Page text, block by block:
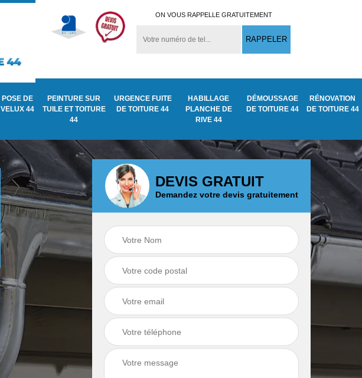
ON VOUS RAPPELLE GRATUITEMENT
POSE DE
VELUX 44
PEINTURE SUR
TUILE ET TOITURE
44
URGENCE FUITE
DE TOITURE 44
HABILLAGE
PLANCHE DE
RIVE 44
DÉMOUSSAGE
DE TOITURE 44
RÉNOVATION
DE TOITURE 44
Recherche de fuite
de toiture 44
Traitement anti
Démoussage
nettoyage de tuile
44
DEVIS GRATUIT
Demandez votre devis gratuitement